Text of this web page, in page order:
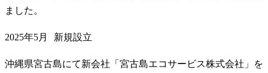
ました。
2025年5月 新規設立
沖縄県宮古島にて新会社「宮古島エコサービス株式会社」を